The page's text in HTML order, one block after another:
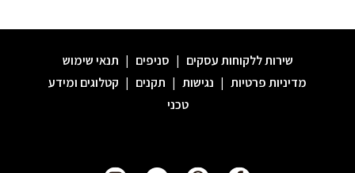
שירות ללקוחות עסקים | סניפים | תנאי שימוש
מדיניות פרטיות | נגישות | תקנים | קטלוגים ומידע
טכני